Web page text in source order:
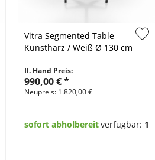
Vitra Segmented Table
Kunstharz / Weiß Ø 130 cm
II. Hand Preis:
990,00 €*
Neupreis: 1.820,00 €
sofort abholbereitverfügbar: 1